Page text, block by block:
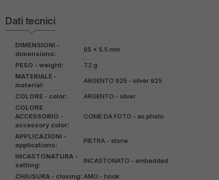
Dati tecnici
DIMENSIONI -
dimensions:
85 x 5.5 mm
PESO - weight:
7.2 g
MATERIALE -
material:
ARGENTO 925 - silver 925
COLORE - color:
ARGENTO - silver
COLORE
ACCESSORIO -
accessory color:
COME DA FOTO - as photo
APPLICAZIONI -
applications:
PIETRA - stone
INCASTONATURA -
setting:
INCASTONATO - embedded
CHIUSURA - closing: AMO - hook